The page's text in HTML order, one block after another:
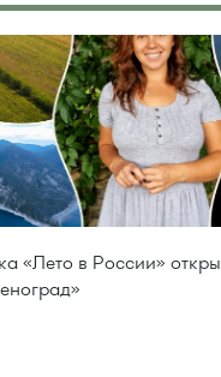
«Лето в России»